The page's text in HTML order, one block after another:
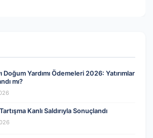
Doğum Yardımı Ödemeleri 2026: Yatırımlar
mı?
Kanlı Saldırıyla Sonuçlandı